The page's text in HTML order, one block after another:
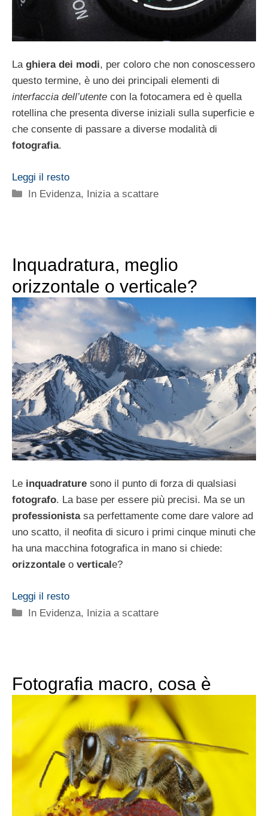
La ghiera dei modi, per coloro che non conoscessero
questo termine, è uno dei principali elementi di
interfaccia dell’utente con la fotocamera ed è quella
rotellina che presenta diverse iniziali sulla superficie e
che consente di passare a diverse modalità di
fotografia.
Leggi il resto
Categorie
In Evidenza, Inizia a scattare
Inquadratura, meglio
orizzontale o verticale?
Le inquadrature sono il punto di forza di qualsiasi
fotografo. La base per essere più precisi. Ma se un
professionistasa perfettamente come dare valore ad
uno scatto, il neofita di sicuro i primi cinque minuti che
ha una macchina fotografica in mano si chiede:
orizzontale o verticale?
Leggi il resto
Categorie
In Evidenza, Inizia a scattare
Fotografia macro, cosa è